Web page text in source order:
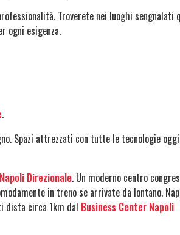
Troverete nei luoghi sengnalati
ogni esigenza.
.
Spazi attrezzati con tutte le tecnologie oggi
Direzionale. Un moderno centro
in treno se arrivate da lontano.
dista circa 1km dal Business Center Napoli